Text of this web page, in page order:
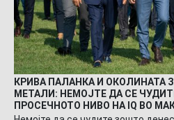
КРИВА ПАЛАНКА И ОКОЛИНАТА
МЕТАЛИ: НЕМОЈТЕ ДА СЕ
ПРОСЕЧНОТО НИВО НА IQ ВО